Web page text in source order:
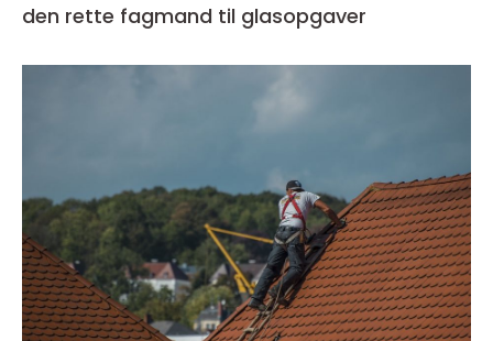
den rette fagmand til glasopgaver